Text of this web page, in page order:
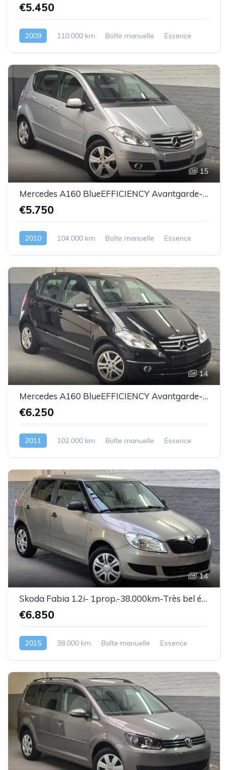
€5.450
2009 110.000 km Boîte manuelle Essence
15
Mercedes A160 BlueEFFICIENCY Avantgarde-essence -2010-104.000km-Top état -Garantie
€5.750
2010 104.000 km Boîte manuelle Essence
14
Mercedes A160 BlueEFFICIENCY Avantgarde-essence -08/2011-102.000km-Top état -Garantie
€6.250
2011 102.000 km Boîte manuelle Essence
14
Skoda Fabia 1.2i- 1prop.-38.000km-Très bel état-Garantie
€6.850
2015 38.000 km Boîte manuelle Essence